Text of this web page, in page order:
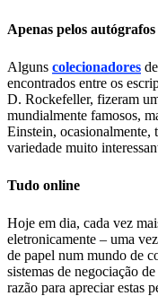
Apenas pelos autógrafos
Alguns colecionadores
encontrados entre os
D. Rockefeller, fizeram
mundialmente famosos,
Einstein, ocasionalmente,
variedade muito
Tudo online
Hoje em dia, cada vez
eletronicamente – uma
de papel num mundo de
sistemas de negociação
razão para apreciar estas